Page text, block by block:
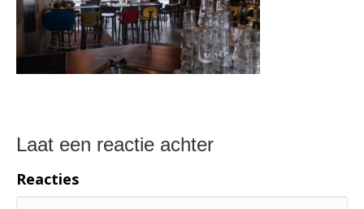
Laat een reactie achter
Reacties